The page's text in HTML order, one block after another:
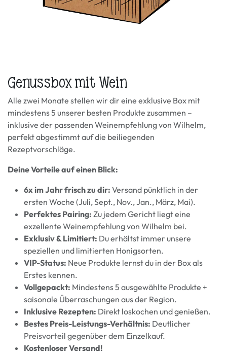
Genussbox mit Wein
Alle zwei Monate stellen wir dir eine exklusive Box mit
mindestens 5 unserer besten Produkte zusammen –
inklusive der passenden Weinempfehlung von Wilhelm,
perfekt abgestimmt auf die beiliegenden
Rezeptvorschläge.
Deine Vorteile auf einen Blick:
6x im Jahr frisch zu dir: Versand pünktlich in der
ersten Woche (Juli, Sept., Nov., Jan., März, Mai).
Perfektes Pairing: Zu jedem Gericht liegt eine
exzellente Weinempfehlung von Wilhelm bei.
Exklusiv & Limitiert: Du erhältst immer unsere
speziellen und limitierten Honigsorten.
VIP-Status: Neue Produkte lernst du in der Box als
Erstes kennen.
Vollgepackt: Mindestens 5 ausgewählte Produkte +
saisonale Überraschungen aus der Region.
Inklusive Rezepten: Direkt loskochen und genießen.
Bestes Preis-Leistungs-Verhältnis: Deutlicher
Preisvorteil gegenüber dem Einzelkauf.
Kostenloser Versand!